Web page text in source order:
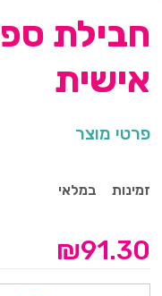
חבילת
אישית
פרטי מוצר
זמינות במלאי
₪91.30